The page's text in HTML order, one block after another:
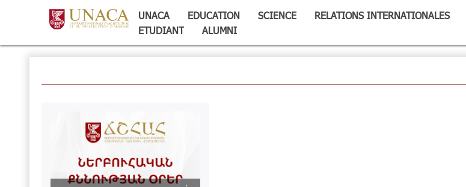
UNACA EDUCATION SCIENCE RELATIONS INTERNATIONALES
ETUDIANT
ALUMNI